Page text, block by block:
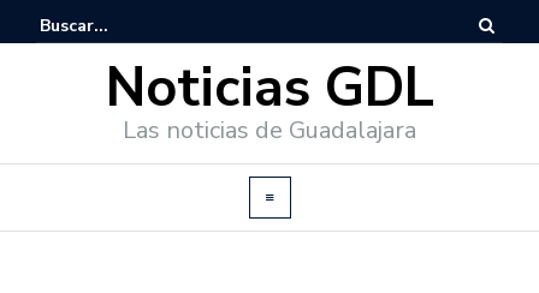
Noticias GDL
Las noticias de Guadalajara